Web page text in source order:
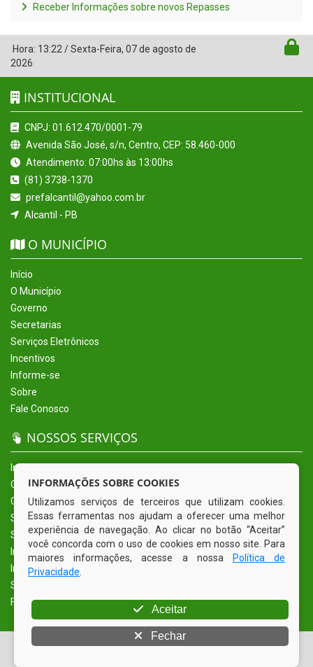
Receber Informações sobre novos Repasses
Hora: 13:22 /Sexta-Feira, 07 de agosto de
2026
INSTITUCIONAL
CNPJ: 01.612.470/0001-79
Avenida São José, s/n, Centro, CEP: 58.460-000
Atendimento: 07:00hs às 13:00hs
(81) 3738-1370
prefalcantil@yahoo.com.br
Alcantil - PB
O MUNICÍPIO
Início
O Município
Governo
Secretarias
Serviços Eletrônicos
Incentivos
Informe-se
Sobre
Fale Conosco
NOSSOS SERVIÇOS
Início
O Município
Governo
Secretarias
Serviços Eletrônicos
Incentivos
Informe-se
Sobre
Fale Conosco
© Copyright 2026 Prefeitura Municipal de Alcantil | Todos os
INFORMAÇÕES SOBRE COOKIES
Utilizamos serviços de terceiros que utilizam cookies.
Essas ferramentas nos ajudam a oferecer uma melhor
experiência de navegação. Ao clicar no botão “Aceitar”
você concorda com o uso de cookies em nosso site. Para
maiores informações, acesse a nossa
Política de
Privacidade
Aceitar
Fechar